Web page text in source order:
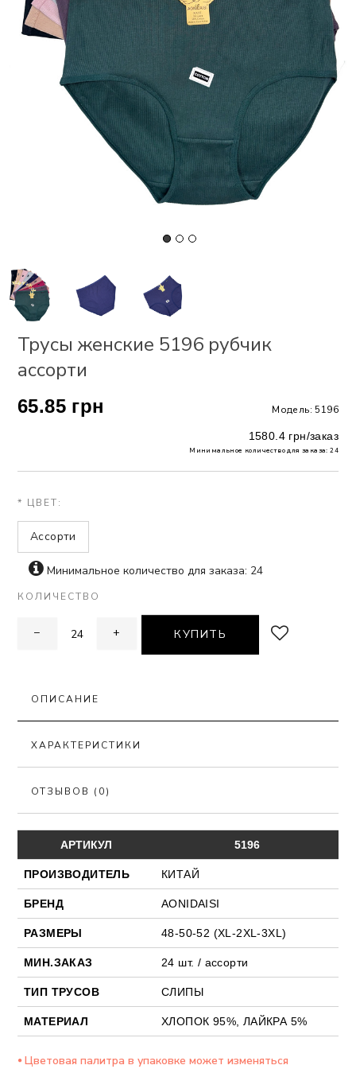
Трусы женские 5196 рубчик
ассорти
65.85 грн Модель: 5196
1580.4 грн/заказ
Минимальное количество для заказа: 24
* ЦВЕТ:
Ассорти
Минимальное количество для заказа: 24
КОЛИЧЕСТВО
− + КУПИТЬ
ОПИСАНИЕ
ХАРАКТЕРИСТИКИ
ОТЗЫВОВ (0)
АРТИКУЛ 5196
ПРОИЗВОДИТЕЛЬ КИТАЙ
БРЕНД AONIDAISI
РАЗМЕРЫ 48-50-52 (XL-2XL-3XL)
МИН.ЗАКАЗ 24 шт. / ассорти
ТИП ТРУСОВ СЛИПЫ
МАТЕРИАЛ ХЛОПОК 95%, ЛАЙКРА 5%
⦁ Цветовая палитра в упаковке может изменяться